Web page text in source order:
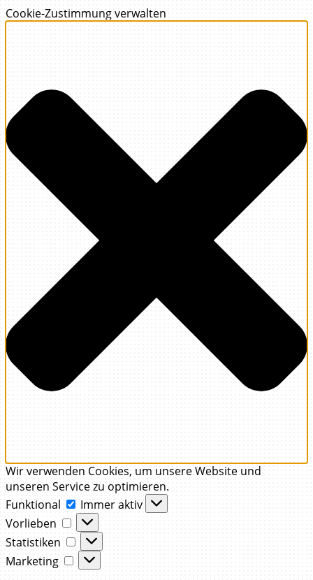
Cookie-Zustimmung verwalten
Wir verwenden Cookies, um unsere Website und
unseren Service zu optimieren.
Funktional
Funktional
Immer aktiv
Vorlieben
Vorlieben
Statistiken
Statistiken
Marketing
Marketing